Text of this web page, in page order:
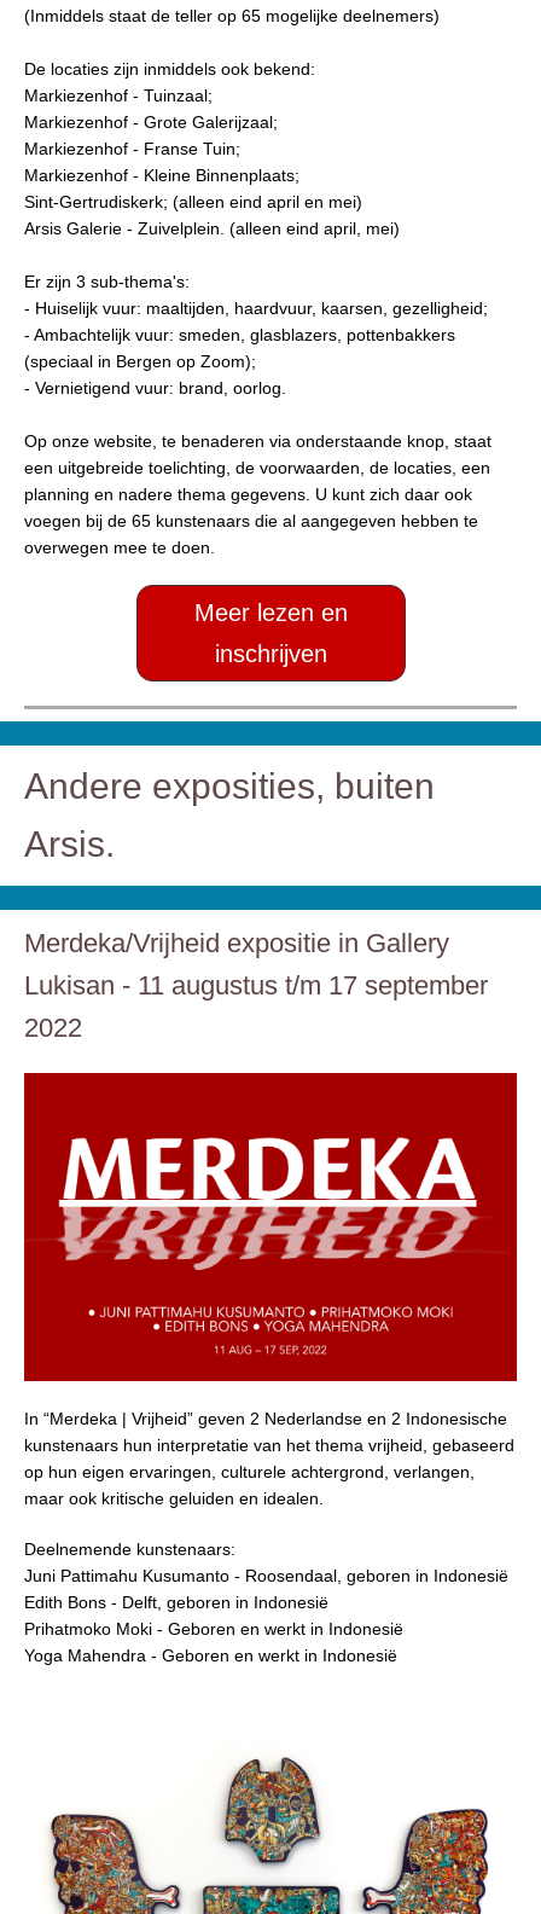
(Inmiddels staat de teller op 65 mogelijke deelnemers)
De locaties zijn inmiddels ook bekend:
Markiezenhof - Tuinzaal;
Markiezenhof - Grote Galerijzaal;
Markiezenhof - Franse Tuin;
Markiezenhof - Kleine Binnenplaats;
Sint-Gertrudiskerk; (alleen eind april en mei)
Arsis Galerie - Zuivelplein. (alleen eind april, mei)
Er zijn 3 sub-thema's:
- Huiselijk vuur: maaltijden, haardvuur, kaarsen, gezelligheid;
- Ambachtelijk vuur: smeden, glasblazers, pottenbakkers
(speciaal in Bergen op Zoom);
- Vernietigend vuur: brand, oorlog.
Op onze website, te benaderen via onderstaande knop, staat
een uitgebreide toelichting, de voorwaarden, de locaties, een
planning en nadere thema gegevens. U kunt zich daar ook
voegen bij de 65 kunstenaars die al aangegeven hebben te
overwegen mee te doen.
Meer lezen en
inschrijven
Andere exposities, buiten
Arsis.
Merdeka/Vrijheid expositie in Gallery
Lukisan - 11 augustus t/m 17 september
2022
In “Merdeka | Vrijheid” geven 2 Nederlandse en 2 Indonesische
kunstenaars hun interpretatie van het thema vrijheid, gebaseerd
op hun eigen ervaringen, culturele achtergrond, verlangen,
maar ook kritische geluiden en idealen.
Deelnemende kunstenaars:
Juni Pattimahu Kusumanto - Roosendaal, geboren in Indonesië
Edith Bons - Delft, geboren in Indonesië
Prihatmoko Moki - Geboren en werkt in Indonesië
Yoga Mahendra - Geboren en werkt in Indonesië